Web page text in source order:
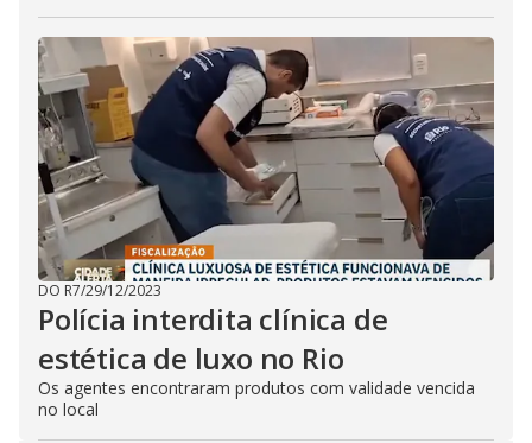
DO R7/29/12/2023
Polícia interdita clínica de
estética de luxo no Rio
Os agentes encontraram produtos com validade vencida
no local